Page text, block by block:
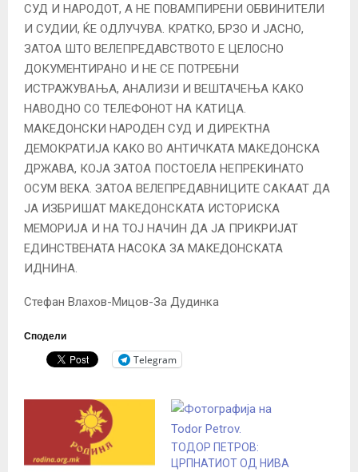
СУД И НАРОДОТ, А НЕ ПОВАМПИРЕНИ ОБВИНИТЕЛИ
И СУДИИ, ЌЕ ОДЛУЧУВА. КРАТКО, БРЗО И ЈАСНО,
ЗАТОА ШТО ВЕЛЕПРЕДАВСТВОТО Е ЦЕЛОСНО
ДОКУМЕНТИРАНО И НЕ СЕ ПОТРЕБНИ
ИСТРАЖУВАЊА, АНАЛИЗИ И ВЕШТАЧЕЊА КАКО
НАВОДНО СО ТЕЛЕФОНОТ НА КАТИЦА.
МАКЕДОНСКИ НАРОДЕН СУД И ДИРЕКТНА
ДЕМОКРАТИЈА КАКО ВО АНТИЧКАТА МАКЕДОНСКА
ДРЖАВА, КОЈА ЗАТОА ПОСТОЕЛА НЕПРЕКИНАТО
ОСУМ ВЕКА. ЗАТОА ВЕЛЕПРЕДАВНИЦИТЕ САКААТ ДА
ЈА ИЗБРИШАТ МАКЕДОНСКАТА ИСТОРИСКА
МЕМОРИЈА И НА ТОЈ НАЧИН ДА ЈА ПРИКРИЈАТ
ЕДИНСТВЕНАТА НАСОКА ЗА МАКЕДОНСКАТА
ИДНИНА.
Стефан Влахов-Мицов-За Дудинка
Сподели
Telegram
ТОДОР ПЕТРОВ:
ЦРПНАТИОТ ОД НИВА